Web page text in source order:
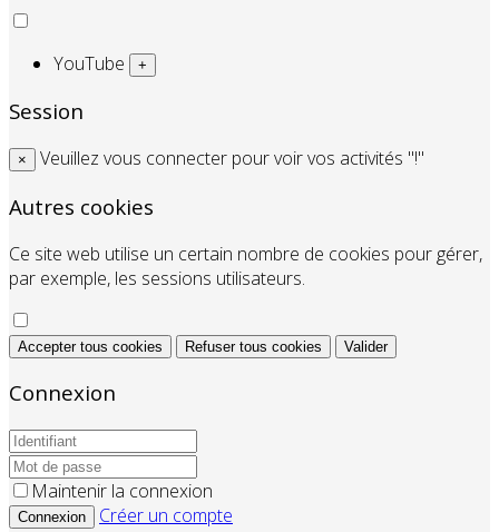
YouTube +
Session
× Veuillez vous connecter pour voir vos activités "!"
Autres cookies
Ce site web utilise un certain nombre de cookies pour gérer,
par exemple, les sessions utilisateurs.
Accepter tous cookies Refuser tous cookies Valider
Connexion
Maintenir la connexion
Connexion
Créer un compte